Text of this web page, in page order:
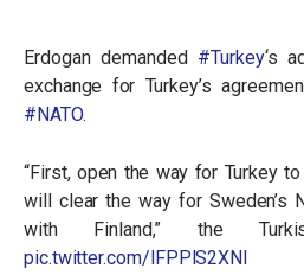
Erdogan demanded #Turkey‘s
exchange for Turkey’s
#NATO.
“First, open the way for Turkey
will clear the way for Sweden’s
with Finland,” the
pic.twitter.com/lFPPlS2XNI